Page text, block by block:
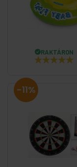
RAKTÁRON
-11%